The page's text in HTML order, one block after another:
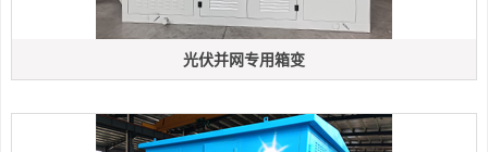
光伏并网专用箱变